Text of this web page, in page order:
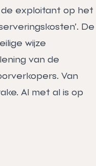
de exploitant op het
De
wijze
van de
Van
Al met al is op